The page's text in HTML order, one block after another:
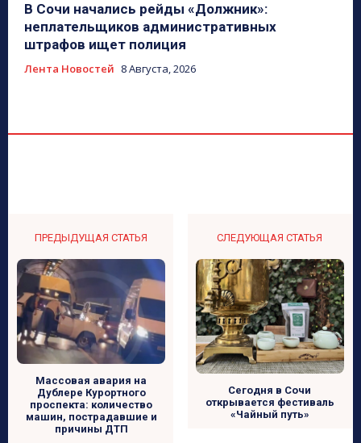
В Сочи начались рейды «Должник»:
неплательщиков административных
штрафов ищет полиция
Лента Новостей 8 Августа, 2026
ПРЕДЫДУЩАЯ СТАТЬЯ
Массовая авария на
Дублере Курортного
проспекта: количество
машин, пострадавшие и
причины ДТП
СЛЕДУЮЩАЯ СТАТЬЯ
Сегодня в Сочи
открывается фестиваль
«Чайный путь»